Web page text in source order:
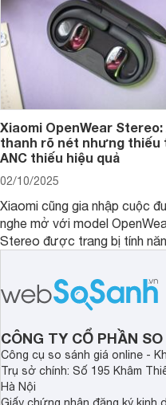
Xiaomi OpenWear Stereo:
thanh rõ nét nhưng thiếu
ANC thiếu hiệu quả
02/10/2025
Xiaomi cũng gia nhập cuộc
nghe mở với model
Stereo được trang bị tính
chất lượng âm thanh và hiệu
ồn của chiếc tai nghe Xiaomi
đủ sức thuyết phục người
CÔNG TY CỔ PHẦN
Công cụ so sánh giá online -
Trụ sở chính: Số 195 Khâm
Hà Nội